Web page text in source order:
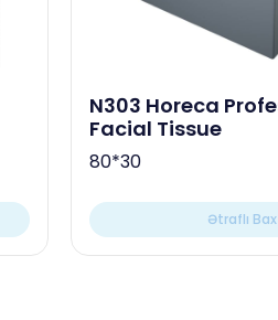
N303 Horeca Professional
Facial Tissue
80*30
Ətraflı Bax